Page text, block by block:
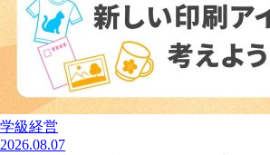
学級経営
2026.08.07